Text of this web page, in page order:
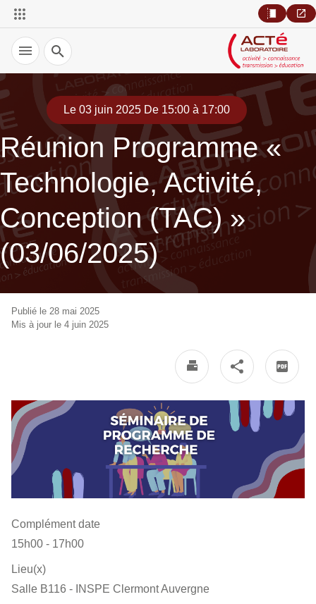
Recherche
Le 03 juin 2025 De 15:00 à 17:00
Réunion Programme «
Technologie, Activité,
Conception (TAC) »
(03/06/2025)
Publié le 28 mai 2025
Mis à jour le 4 juin 2025
Complément date
15h00 - 17h00
Lieu(x)
Salle B116 - INSPE Clermont Auvergne